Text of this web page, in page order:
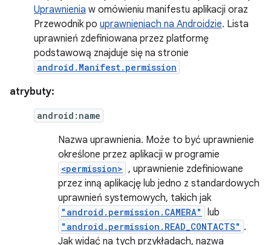
Uprawnienia w omówieniu manifestu aplikacji oraz
Przewodnik po uprawnieniach na Androidzie. Lista
uprawnień zdefiniowana przez platformę
podstawową znajduje się na stronie
android.Manifest.permission
atrybuty:
android:name
Nazwa uprawnienia. Może to być uprawnienie
określone przez aplikacji w programie
<permission> , uprawnienie zdefiniowane
przez inną aplikację lub jedno z standardowych
uprawnień systemowych, takich jak
"android.permission.CAMERA" lub
"android.permission.READ_CONTACTS" .
Jak widać na tych przykładach, nazwa